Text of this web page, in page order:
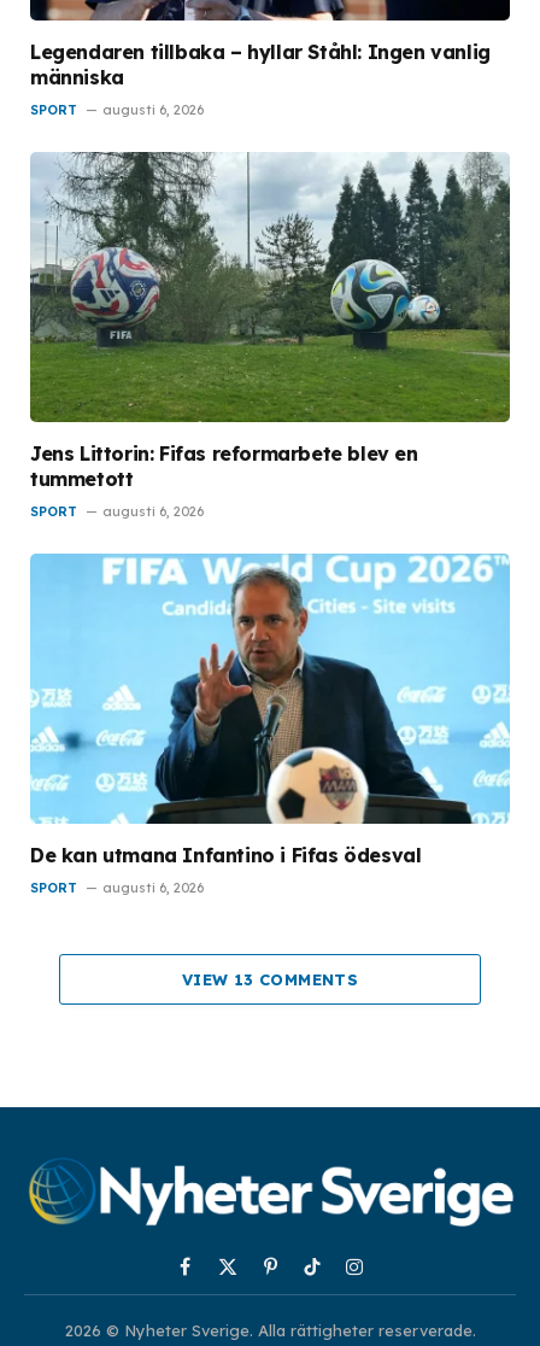
Legendaren tillbaka – hyllar Ståhl: Ingen vanlig
människa
SPORT augusti 6, 2026
Jens Littorin: Fifas reformarbete blev en
tummetott
SPORT augusti 6, 2026
De kan utmana Infantino i Fifas ödesval
SPORT augusti 6, 2026
VIEW 13 COMMENTS
Facebook
X
(Twitter)
PinterestTikTokInstagram
2026 © Nyheter Sverige. Alla rättigheter reserverade.